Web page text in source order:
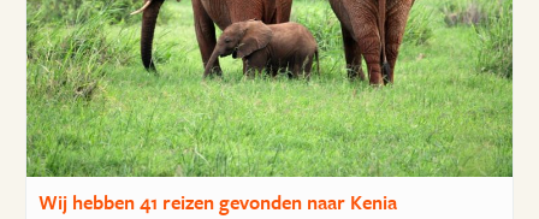
Wij hebben41 reizengevonden naar Kenia